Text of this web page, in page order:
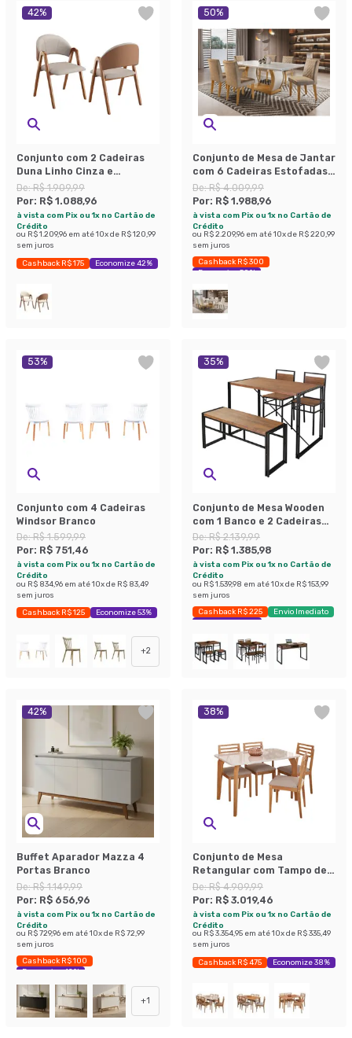
42%
Conjunto com 2 Cadeiras
Duna Linho Cinza e
Amadeirado
De:R$ 1.909,99
Por: R$ 1.088,96
à vista com Pix ou 1x no Cartão de
Crédito
ou R$ 1.209,96 em até10x de R$ 120,99
sem juros
Cashback R$ 175 Economize 42%
50%
Conjunto de Mesa de Jantar
com 6 Cadeiras Estofadas
Maia Animalle Off White e
Chocolate
De:R$ 4.009,99
Por: R$ 1.988,96
à vista com Pix ou 1x no Cartão de
Crédito
ou R$ 2.209,96 em até10x de R$ 220,99
sem juros
Cashback R$ 300
Economize 50%
53%
Conjunto com 4 Cadeiras
Windsor Branco
De:R$ 1.599,99
Por: R$ 751,46
à vista com Pix ou 1x no Cartão de
Crédito
ou R$ 834,96 em até10x de R$ 83,49
sem juros
Cashback R$ 125 Economize 53%
+2
35%
Conjunto de Mesa Wooden
com 1 Banco e 2 Cadeiras
Preto e Amêndoa
De:R$ 2.139,99
Por: R$ 1.385,98
à vista com Pix ou 1x no Cartão de
Crédito
ou R$ 1.539,98 em até10x de R$ 153,99
sem juros
Cashback R$ 225
Envio Imediato
Exclusivo Mobly
42%
Buffet Aparador Mazza 4
Portas Branco
De:R$ 1.149,99
Por: R$ 656,96
à vista com Pix ou 1x no Cartão de
Crédito
ou R$ 729,96 em até10x de R$ 72,99
sem juros
Cashback R$ 100
Economize 42%
+1
38%
Conjunto de Mesa
Retangular com Tampo de
Vidro Off White Papaia e 4
Cadeiras Juparanã Linho
Bege e Cinamomo
De:R$ 4.909,99
Por: R$ 3.019,46
à vista com Pix ou 1x no Cartão de
Crédito
ou R$ 3.354,95 em até10x de R$ 335,49
sem juros
Cashback R$ 475 Economize 38%